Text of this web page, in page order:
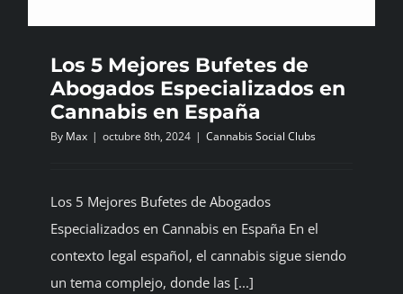
Los 5 Mejores Bufetes de
Abogados Especializados en
Cannabis en España
By Max | octubre 8th, 2024 | Cannabis Social Clubs
Los 5 Mejores Bufetes de Abogados
Especializados en Cannabis en España En el
contexto legal español, el cannabis sigue siendo
un tema complejo, donde las [...]